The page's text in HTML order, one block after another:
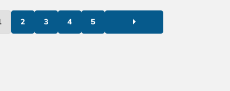
IN DEN WARENKORB
2 3 4 5